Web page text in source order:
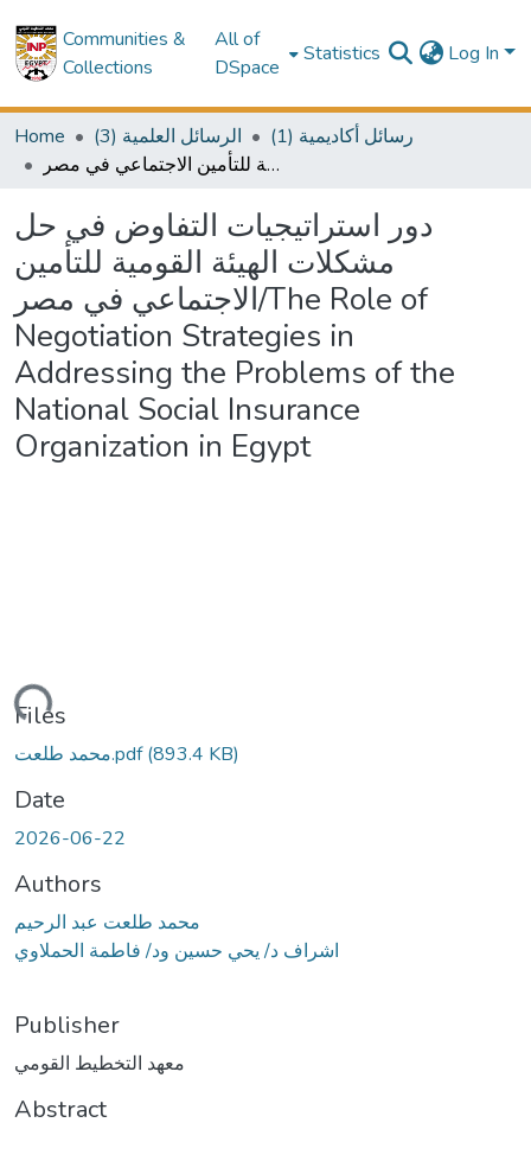
Communities &
Collections
All of
DSpace
Statistics Log In
Home (3) الرسائل العلمية
(1) رسائل أكاديمية
دور استراتيجيات التفاوض في حل مشكلات الهيئة القومية للتأمين الاجتماعي في مصر/The Role of Negotiation Strategies in Addressing the Problems of the National Social Insurance Organization in Egypt
دور استراتيجيات التفاوض في حل
مشكلات الهيئة القومية للتأمين
الاجتماعي في مصر/The Role of
Negotiation Strategies in
Addressing the Problems of the
National Social Insurance
Organization in Egypt
Files
محمد طلعت.pdf(893.4 KB)
Date
2026-06-22
Authors
محمد طلعت عبد الرحيم
اشراف د/ يحي حسين ود/ فاطمة الحملاوي
Publisher
معهد التخطيط القومي
Abstract